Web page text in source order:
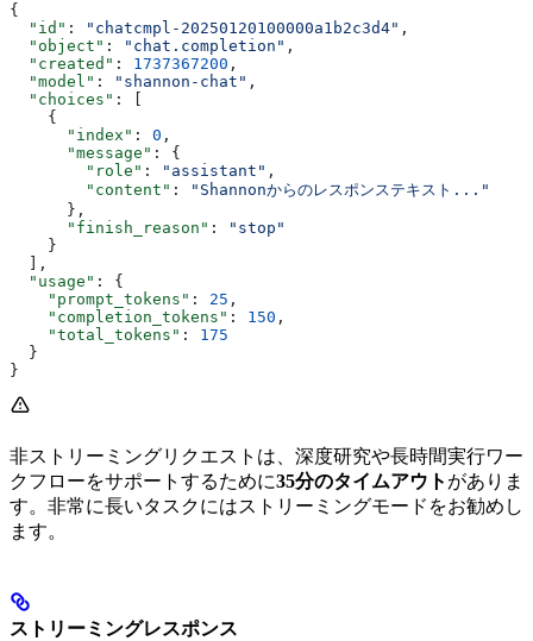
{
  "id"
: "chatcmpl-20250120100000a1b2c3d4" ,
  "object"
: "chat.completion" ,
  "created"
: 1737367200 ,
  "model"
: "shannon-chat" ,
  "choices"
: [
    {
      "index"
: 0 ,
      "message"
: {
        "role"
: "assistant" ,
        "content"
:
"Shannonからのレスポンステキスト..."
      },
      "finish_reason"
:
"stop"
    }
  ],
  "usage"
: {
    "prompt_tokens"
: 25 ,
    "completion_tokens"
: 150 ,
    "total_tokens"
: 175
  }
}
非ストリーミングリクエストは、深度研究や長時間実行ワー
クフローをサポートするために35分のタイムアウト がありま
す。非常に長いタスクにはストリーミングモードをお勧めし
ます。
ストリーミングレスポンス